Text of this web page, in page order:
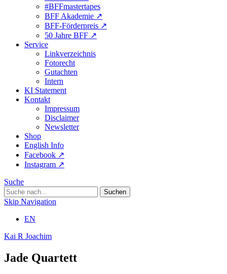
#BFFmastertapes
BFF Akademie ↗︎
BFF-Förderpreis ↗︎
50 Jahre BFF ↗︎
Service
Linkverzeichnis
Fotorecht
Gutachten
Intern
KI Statement
Kontakt
Impressum
Disclaimer
Newsletter
Shop
English Info
Facebook ↗︎
Instagram ↗︎
Suche
Skip Navigation
EN
Kai R Joachim
Jade Quartett